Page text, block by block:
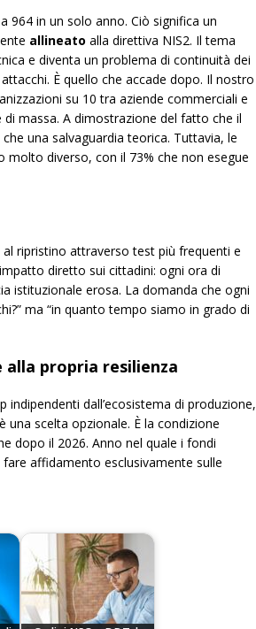
964 in un solo anno. Ciò significa un
allineato alla direttiva NIS2. Il tema
e diventa un problema di continuità dei
È quello che accade dopo. Il nostro
su 10 tra aziende commerciali e
massa. A dimostrazione del fatto che il
una salvaguardia teorica. Tuttavia, le
diverso, con il 73% che non esegue
ripristino attraverso test più frequenti e
diretto sui cittadini: ogni ora di
istituzionale erosa. La domanda che ogni
ma “in quanto tempo siamo in grado di
alla propria resilienza
indipendenti dall’ecosistema di produzione,
scelta opzionale. È la condizione
dopo il 2026. Anno nel quale i fondi
affidamento esclusivamente sulle